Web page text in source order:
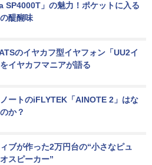
SP4000T」の魅力！ポケットに入る
醍醐味
のイヤカフ型イヤフォン「UU2イ
イヤカフマニアが語る
ートのiFLYTEK「AINOTE 2」はな
か？
ブが作った2万円台の“小さなピュ
スピーカー”